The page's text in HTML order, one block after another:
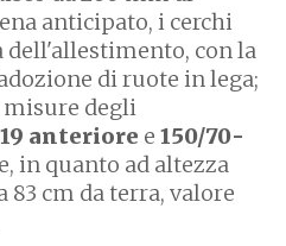
anticipato, i cerchi
dell'allestimento, con la
di ruote in lega;
misure degli
anteriore e 150/70-
in quanto ad altezza
83 cm da terra, valore